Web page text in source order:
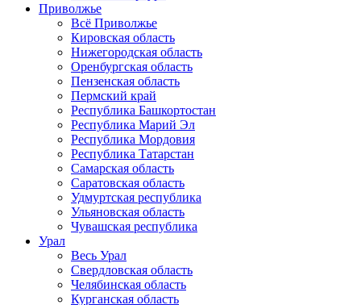
Приволжье
Всё Приволжье
Кировская область
Нижегородская область
Оренбургская область
Пензенская область
Пермский край
Республика Башкортостан
Республика Марий Эл
Республика Мордовия
Республика Татарстан
Самарская область
Саратовская область
Удмуртская республика
Ульяновская область
Чувашская республика
Урал
Весь Урал
Свердловская область
Челябинская область
Курганская область